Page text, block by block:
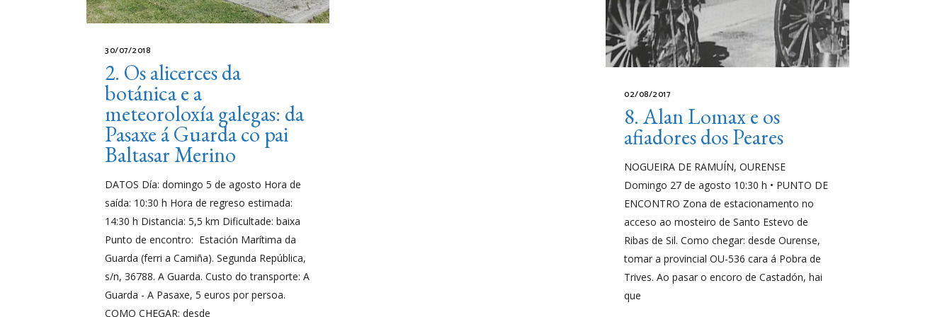
30/07/2018
2. Os alicerces da
botánica e a
meteoroloxía galegas: da
Pasaxe á Guarda co pai
Baltasar Merino
DATOS Día: domingo 5 de agosto Hora de
saída: 10:30 h Hora de regreso estimada:
14:30 h Distancia: 5,5 km Dificultade: baixa
Punto de encontro: Estación Marítima da
Guarda (ferri a Camiña). Segunda República,
s/n, 36788. A Guarda. Custo do transporte: A
Guarda - A Pasaxe, 5 euros por persoa.
COMO CHEGAR: desde
02/08/2017
8. Alan Lomax e os
afiadores dos Peares
NOGUEIRA DE RAMUÍN, OURENSE
Domingo 27 de agosto 10:30 h • PUNTO DE
ENCONTRO Zona de estacionamento no
acceso ao mosteiro de Santo Estevo de
Ribas de Sil. Como chegar: desde Ourense,
tomar a provincial OU-536 cara á Pobra de
Trives. Ao pasar o encoro de Castadón, hai
que